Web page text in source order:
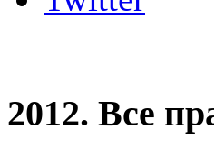
2012. Все